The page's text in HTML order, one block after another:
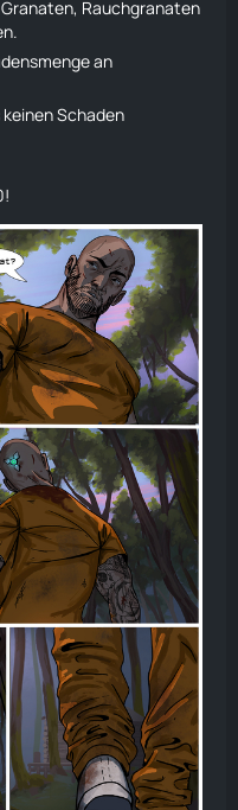
Rauchgranaten
.
an
Schaden